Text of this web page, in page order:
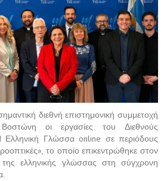
διεθνή επιστημονική συμμετοχή
οι εργασίες του Διεθνούς
Ελληνική Γλώσσα online σε περιόδους
το οποίο επικεντρώθηκε στον
ελληνικής γλώσσας στη σύγχρονη